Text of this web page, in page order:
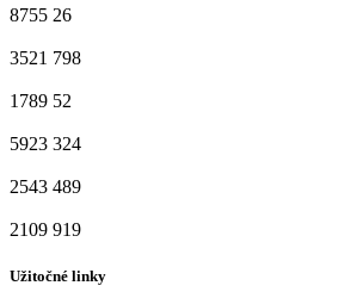
8755 26
3521 798
1789 52
5923 324
2543 489
2109 919
Užitočné linky